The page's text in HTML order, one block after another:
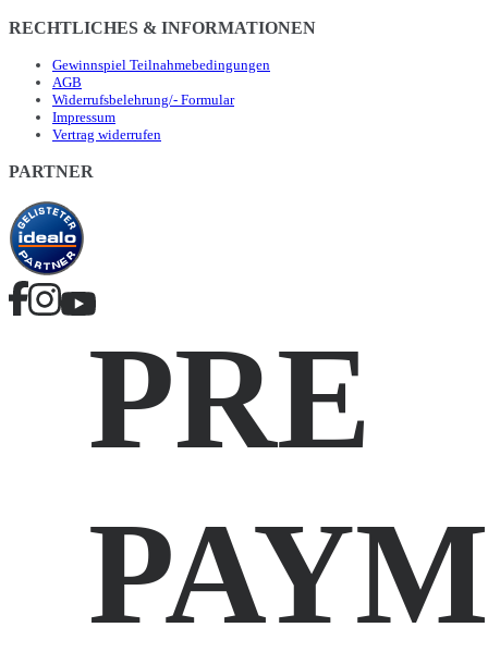
RECHTLICHES & INFORMATIONEN
Gewinnspiel Teilnahmebedingungen
AGB
Widerrufsbelehrung/- Formular
Impressum
Vertrag widerrufen
PARTNER